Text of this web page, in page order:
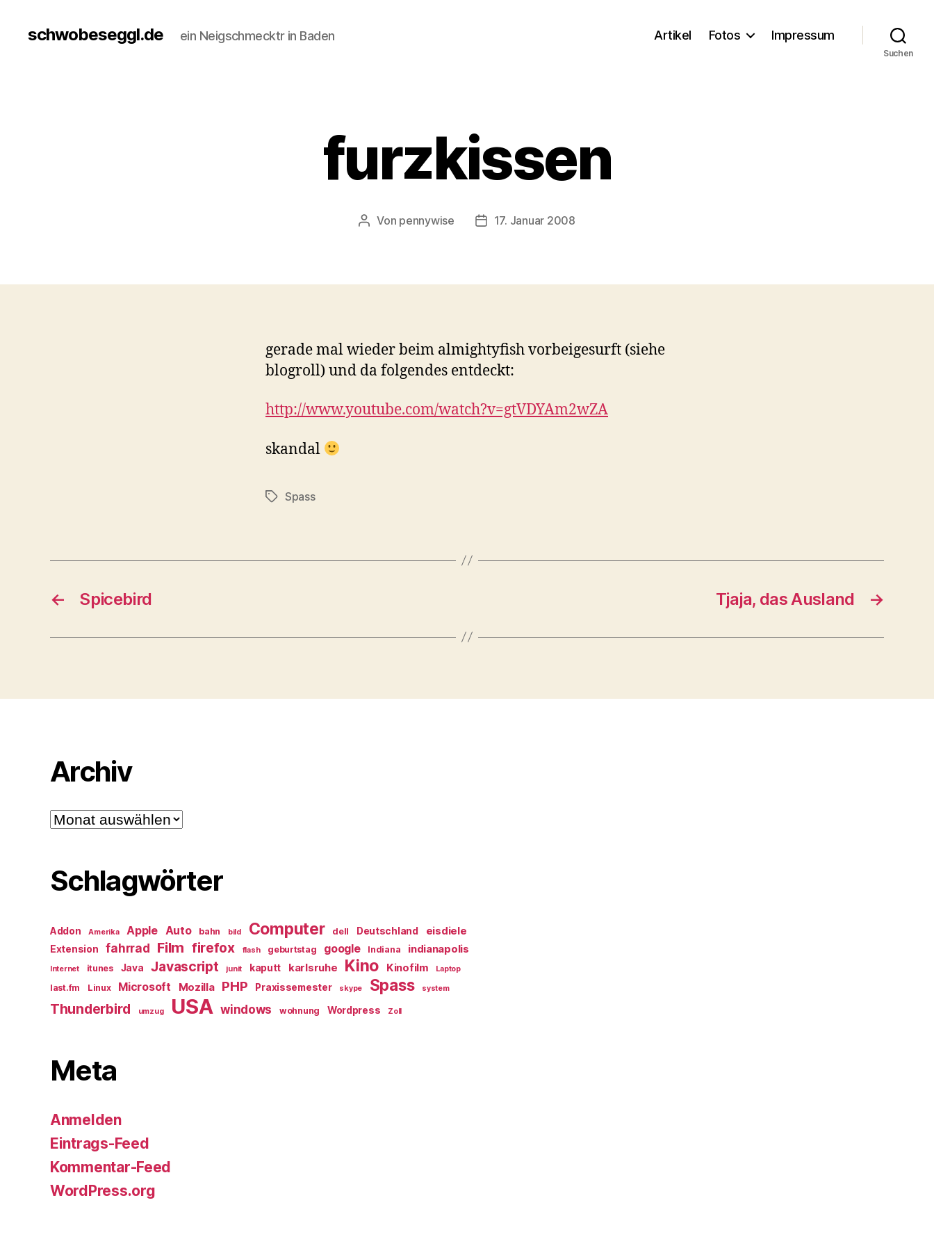
schwobeseggl.de ein Neigschmecktr in Baden Artikel Fotos Impressum
Suchen
furzkissen
Beitragsautor
Von pennywise Veröffentlichungsdatum
17. Januar 2008
gerade mal wieder beim almightyfish vorbeigesurft (siehe
blogroll) und da folgendes entdeckt:
http://www.youtube.com/watch?v=gtVDYAm2wZA
skandal
Schlagwörter
Spass
← Spicebird →
Tjaja, das Ausland
Archiv
Archiv
Schlagwörter
Addon Amerika Apple Auto bahn bild Computer dell Deutschland eisdiele
Extension fahrrad Film firefox flash geburtstag google Indiana indianapolis
Internet itunes Java Javascript junit kaputt karlsruhe Kino Kinofilm Laptop
last.fm Linux Microsoft Mozilla PHP Praxissemester skype Spass system
Thunderbird umzug USA windows wohnung Wordpress Zoll
Meta
Anmelden
Eintrags-Feed
Kommentar-Feed
WordPress.org